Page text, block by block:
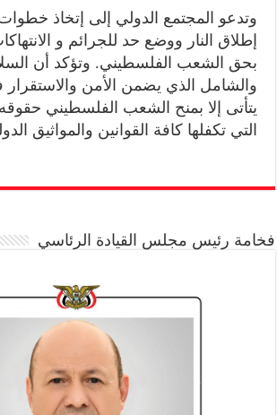
وتدعو المجتمع الدولي إلى إتخاذ
إطلاق النار ووضع حد للجرائم و
بحق الشعب الفلسطيني. وتؤكد أن
والشامل الذي يضمن الأمن
يتأتى إلا بمنح الشعب الفلسطيني
التي تكفلها كافة القوانين والمواثيق
فخامة رئيس مجلس القيادة الرئاسي